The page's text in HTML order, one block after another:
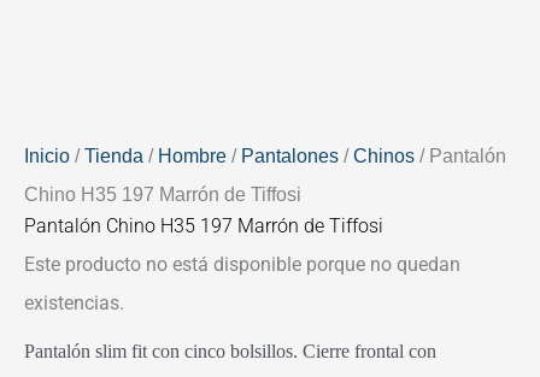
Inicio /Tienda / Hombre / Pantalones /Chinos / Pantalón
Chino H35 197 Marrón de Tiffosi
Pantalón Chino H35 197 Marrón de Tiffosi
Este producto no está disponible porque no quedan
existencias.
Pantalón slim fit con cinco bolsillos. Cierre frontal con